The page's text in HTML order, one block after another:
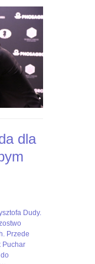
dla
Dudy.
Przede
Puchar